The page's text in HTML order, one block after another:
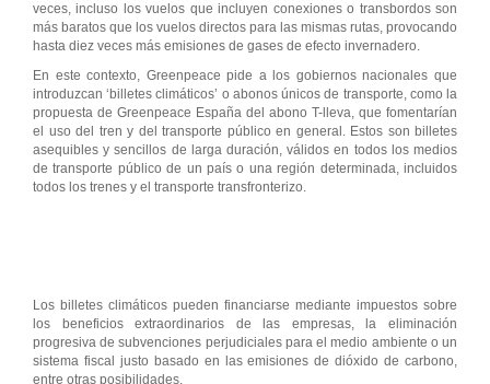
veces, incluso los vuelos que incluyen conexiones o transbordos son
más baratos que los vuelos directos para las mismas rutas, provocando
hasta diez veces más emisiones de gases de efecto invernadero.
En este contexto, Greenpeace pide a los gobiernos nacionales que
introduzcan ‘billetes climáticos’ o abonos únicos de transporte, como la
propuesta de Greenpeace España del abono T-lleva, que fomentarían
el uso del tren y del transporte público en general. Estos son billetes
asequibles y sencillos de larga duración, válidos en todos los medios
de transporte público de un país o una región determinada, incluidos
todos los trenes y el transporte transfronterizo.
Los billetes climáticos pueden financiarse mediante impuestos sobre
los beneficios extraordinarios de las empresas, la eliminación
progresiva de subvenciones perjudiciales para el medio ambiente o un
sistema fiscal justo basado en las emisiones de dióxido de carbono,
entre otras posibilidades.